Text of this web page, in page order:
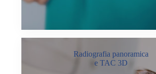
Radiografia panoramica
e TAC 3D